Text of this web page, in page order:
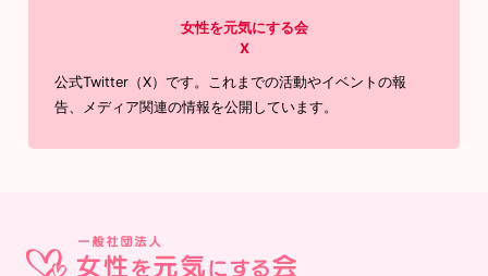
女性を元気にする会
X
公式Twitter（X）です。これまでの活動やイベントの報
告、メディア関連の情報を公開しています。